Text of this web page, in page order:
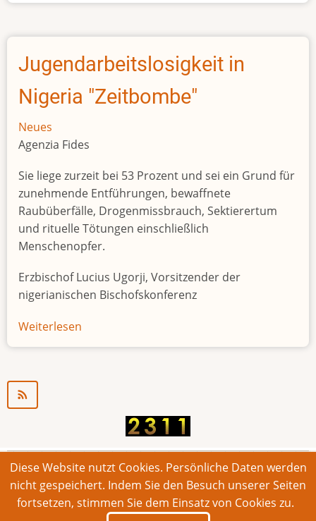
Größe
Jugendarbeitslosigkeit in
Nigeria "Zeitbombe"
Neues
Agenzia Fides
Sie liege zurzeit bei 53 Prozent und sei ein Grund für
zunehmende Entführungen, bewaffnete
Raubüberfälle, Drogenmissbrauch, Sektierertum
und rituelle Tötungen einschließlich
Menschenopfer.
Erzbischof Lucius Ugorji, Vorsitzender der
nigerianischen Bischofskonferenz
Weiterlesen
Jugendarbeitslosigkeit
© 2026 Bonner Aufruf. Alle Rechte vorbehalten.
Footer
Impressum Kontakt Intern
Diese Website nutzt Cookies. Persönliche Daten werden
nicht gespeichert. Indem Sie den Besuch unserer Seiten
fortsetzen, stimmen Sie dem Einsatz von Cookies zu.